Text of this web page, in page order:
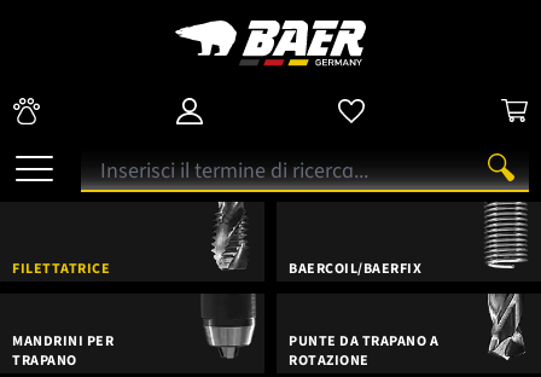
FILETTATRICE BAERCOIL/BAERFIX
MANDRINI PER
TRAPANO
PUNTE DA TRAPANO A
ROTAZIONE